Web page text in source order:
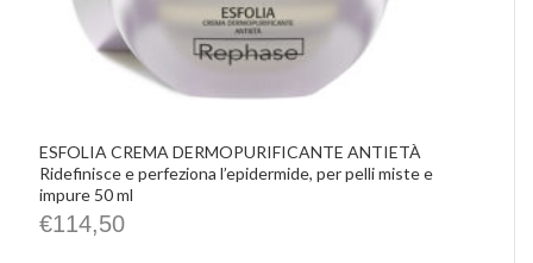
ESFOLIA CREMA DERMOPURIFICANTE ANTIETÀ
Ridefinisce e perfeziona l’epidermide, per pelli miste e
impure 50 ml
€114,50